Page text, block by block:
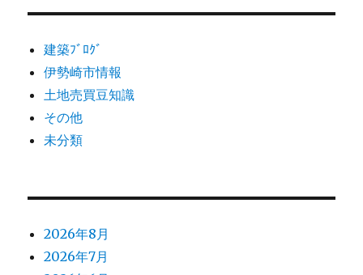
建築ﾌﾞﾛｸﾞ
伊勢崎市情報
土地売買豆知識
その他
未分類
2026年8月
2026年7月